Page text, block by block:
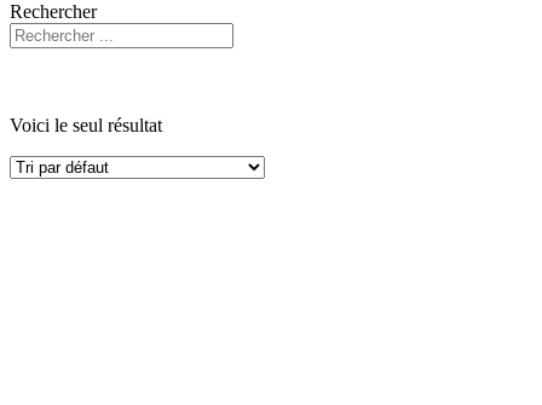
Rechercher
Voici le seul résultat